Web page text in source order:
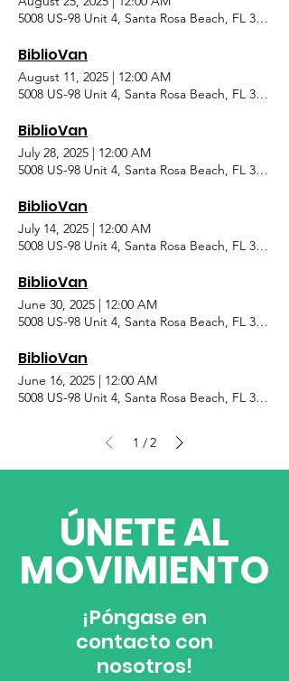
5008 US-98 Unit 4, Santa Rosa Beach, FL 32459,
BiblioVan
August 11, 2025 | 12:00 AM
5008 US-98 Unit 4, Santa Rosa Beach, FL 32459,
BiblioVan
July 28, 2025 | 12:00 AM
5008 US-98 Unit 4, Santa Rosa Beach, FL 32459,
BiblioVan
July 14, 2025 | 12:00 AM
5008 US-98 Unit 4, Santa Rosa Beach, FL 32459,
BiblioVan
June 30, 2025 | 12:00 AM
5008 US-98 Unit 4, Santa Rosa Beach, FL 32459,
BiblioVan
June 16, 2025 | 12:00 AM
5008 US-98 Unit 4, Santa Rosa Beach, FL 32459,
1 / 2
​ÚNETE AL
MOVIMIENTO
¡Póngase en
contacto con
nosotros!